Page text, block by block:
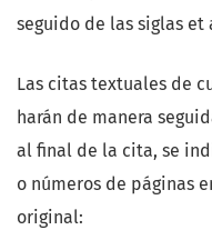
seguido de las siglas
Las citas textuales de
harán de manera
al final de la cita, se
o números de páginas
original: